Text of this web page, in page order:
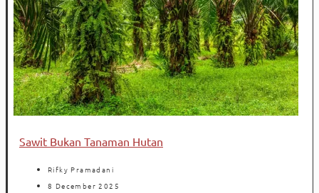
Sawit Bukan Tanaman Hutan
Rifky Pramadani
8 December 2025